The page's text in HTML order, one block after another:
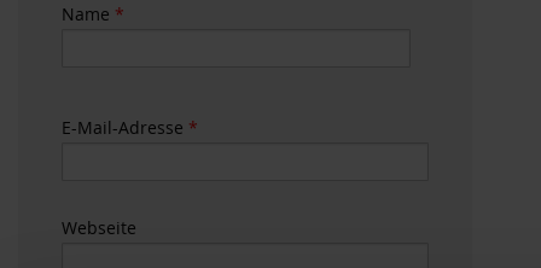
Name *
E-Mail-Adresse *
Webseite